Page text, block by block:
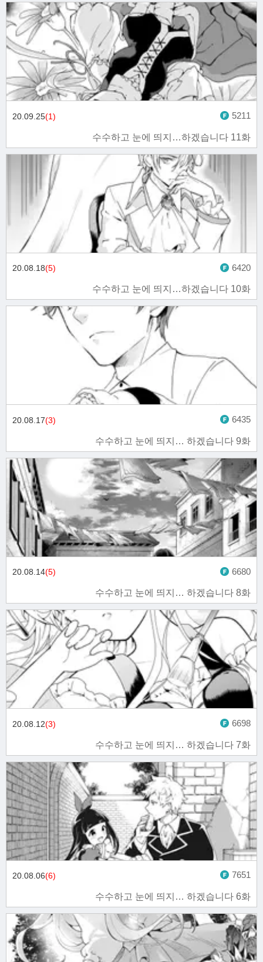
수수하고 눈에 띄지…하겠습니다 11화
20.09.25(1) 5211
수수하고 눈에 띄지…하겠습니다 10화
20.08.18(5) 6420
수수하고 눈에 띄지… 하겠습니다 9화
20.08.17(3) 6435
수수하고 눈에 띄지… 하겠습니다 8화
20.08.14(5) 6680
수수하고 눈에 띄지… 하겠습니다 7화
20.08.12(3) 6698
수수하고 눈에 띄지… 하겠습니다 6화
20.08.06(6) 7651